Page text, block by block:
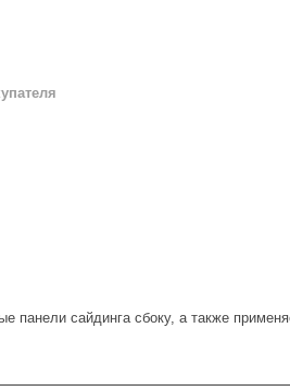
панели сайдинга сбоку, а также